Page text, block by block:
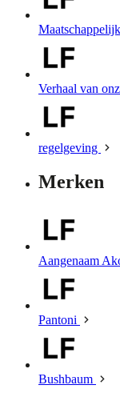
Verhaal van
regelgeving
Merken
Aangenaam
Pantoni
Bushbaum